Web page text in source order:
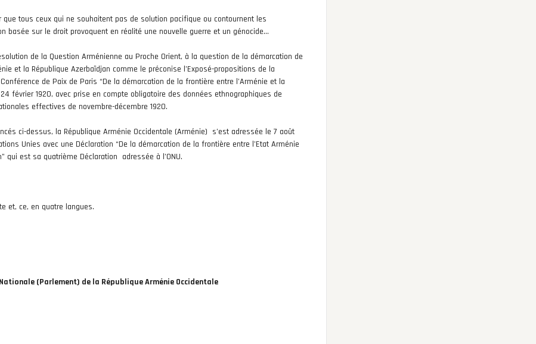
tous ceux qui ne souhaitent pas de solution pacifique ou contournent les
basée sur le droit provoquent en réalité une nouvelle guerre et un génocide…
de la Question Arménienne au Proche Orient, à la question de la démarcation de
et la République Azerbaïdjan comme le préconise l’Exposé-propositions de la
de Paix de Paris “De la démarcation de la frontière entre l’Arménie et la
février 1920, avec prise en compte obligatoire des données ethnographiques de
effectives de novembre-décembre 1920.
ci-dessus, la République Arménie Occidentale (Arménie) s’est adressée le 7 août
Unies avec une Déclaration “De la démarcation de la frontière entre l’Etat Arménie
qui est sa quatrième Déclaration adressée à l’ONU.
et, ce, en quatre langues.
(Parlement) de la République Arménie Occidentale